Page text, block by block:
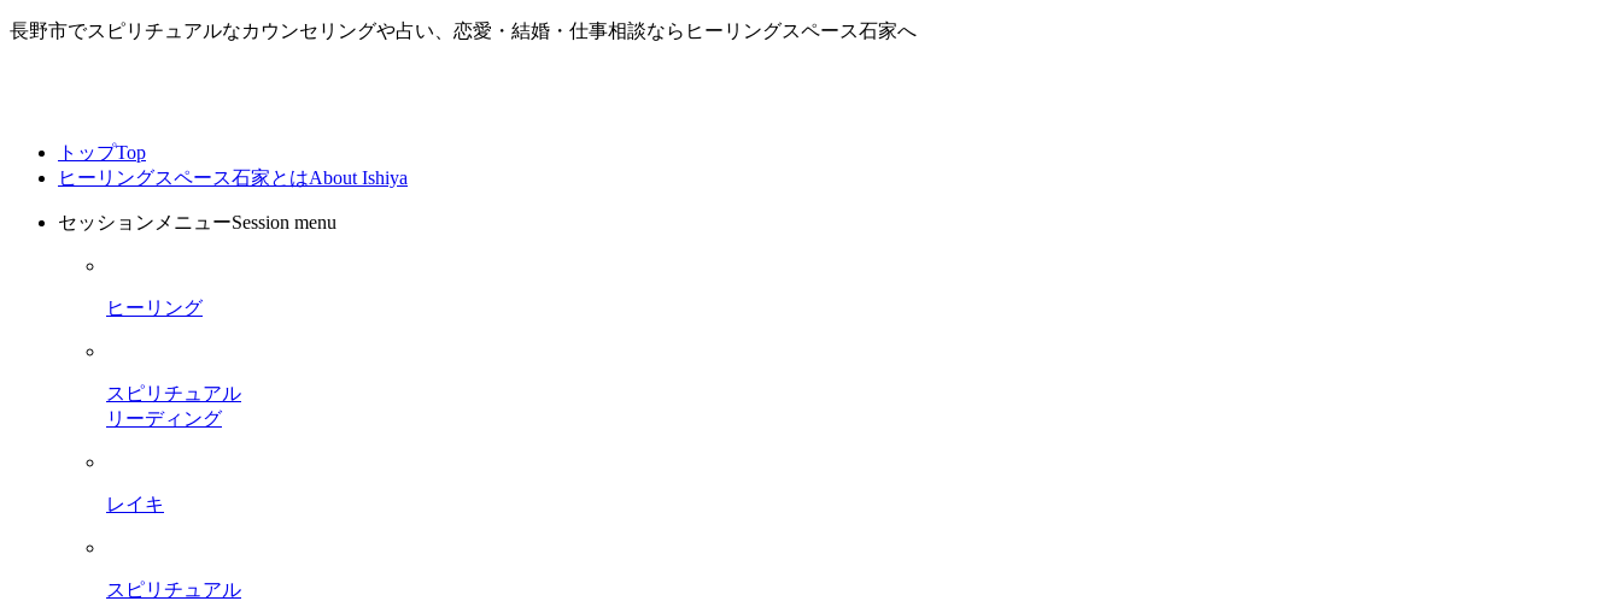
長野市でスピリチュアルなカウンセリングや占い、恋愛・結婚・仕事相談ならヒーリングスペース石家へ
トップTop
ヒーリングスペース石家とはAbout Ishiya
セッションメニューSession menu
ヒーリング
スピリチュアル
リーディング
レイキ
スピリチュアル